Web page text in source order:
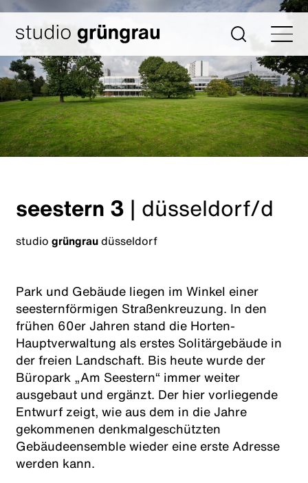
Inhalt
springen
Startseite Suche
seestern 3 | düsseldorf/d
studio grüngraudüsseldorf
Park und Gebäude liegen im Winkel einer
seesternförmigen Straßenkreuzung. In den
frühen 60er Jahren stand die Horten-
Hauptverwaltung als erstes Solitärgebäude in
der freien Landschaft. Bis heute wurde der
Büropark „Am Seestern“ immer weiter
ausgebaut und ergänzt. Der hier vorliegende
Entwurf zeigt, wie aus dem in die Jahre
gekommenen denkmalgeschützten
Gebäudeensemble wieder eine erste Adresse
werden kann.